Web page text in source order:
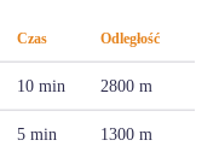
Czas Odległość
10 min 2800 m
5 min 1300 m